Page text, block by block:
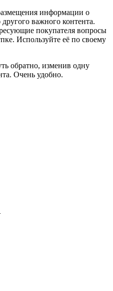
информации о
важного контента.
покупателя вопросы
Используйте её по своему
обратно, изменив одну
Очень удобно.